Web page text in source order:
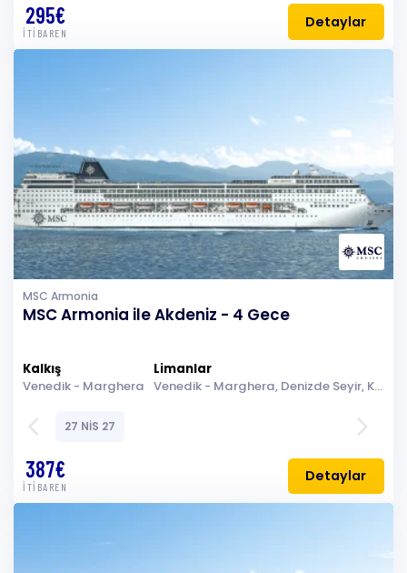
295€
İTİBAREN
Detaylar
MSC Armonia
MSC Armonia ile Akdeniz - 4 Gece
Kalkış
Venedik - Marghera
Limanlar
Venedik - Marghera, Denizde Seyir, Kotor, Brindisi (Lecce), Split
arrow_back_ios 27 NİS 27 arrow_forward_ios
387€
İTİBAREN
Detaylar